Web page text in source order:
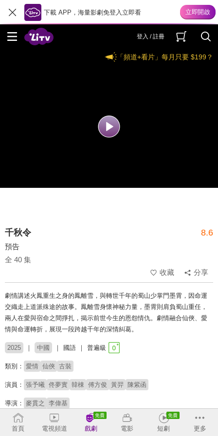
下載 APP，海量影劇免登入立即看
登入 / 註冊
「頻道+看片」每月只要 $199？
千秋令 8.6
預告
全 40 集
收藏
分享
劇情講述火鳳重生之身的鳳離雪，與轉世千年的蜀山少掌門墨霄，因命運
交織走上道派殊途的故事。​鳳離雪身懷神秘力量，墨霄則肩負蜀山重任，
兩人在愛與宿命之間掙扎，揭示前世今生的恩怨情仇。​劇情融合仙俠、愛
情與命運轉折，展現一段跨越千年的深情糾葛。
2025 中國 國語 普遍級
類別： 愛情 仙俠 古裝
演員： 張予曦 佟夢實 韓棟 傅方俊 黃羿 陳紫函
導演： 麥貫之 李偉基
# 虐心
# 重生
首頁
電視頻道 戲劇 電影 短劇 更多